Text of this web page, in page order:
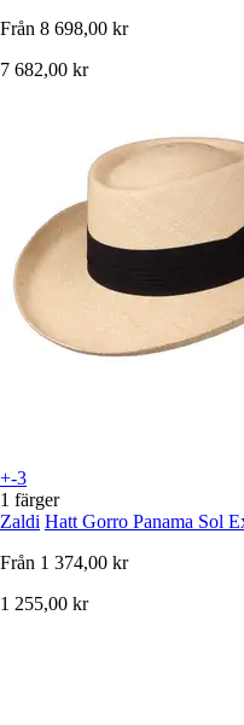
Från 8 698,00 kr
7 682,00 kr
+-3
1 färger
Zaldi Hatt Gorro Panama Sol
Från 1 374,00 kr
1 255,00 kr